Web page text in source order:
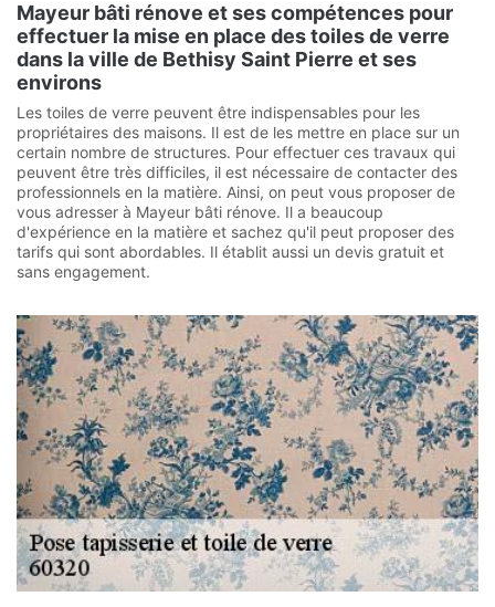
Mayeur bâti rénove et ses compétences pour
effectuer la mise en place des toiles de verre
dans la ville de Bethisy Saint Pierre et ses
environs
Les toiles de verre peuvent être indispensables pour les
propriétaires des maisons. Il est de les mettre en place sur un
certain nombre de structures. Pour effectuer ces travaux qui
peuvent être très difficiles, il est nécessaire de contacter des
professionnels en la matière. Ainsi, on peut vous proposer de
vous adresser à Mayeur bâti rénove. Il a beaucoup
d'expérience en la matière et sachez qu'il peut proposer des
tarifs qui sont abordables. Il établit aussi un devis gratuit et
sans engagement.